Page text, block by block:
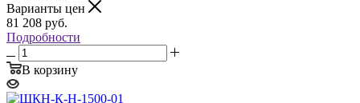
Варианты цен
81 208 руб.
Подробности
В корзину